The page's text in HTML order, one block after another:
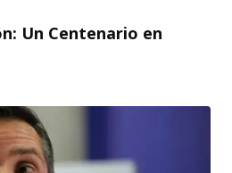
Un Centenario en